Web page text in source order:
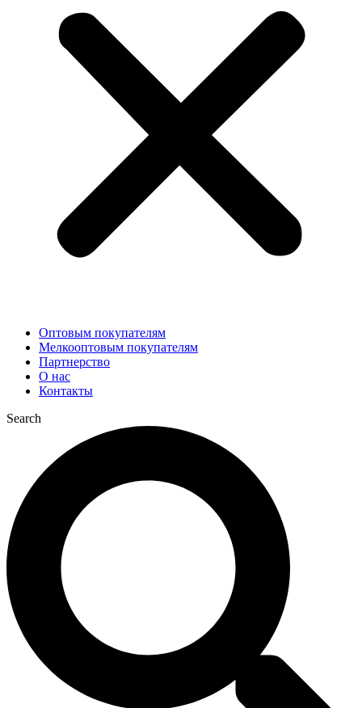
Оптовым покупателям
Мелкооптовым покупателям
Партнерство
О нас
Контакты
Search